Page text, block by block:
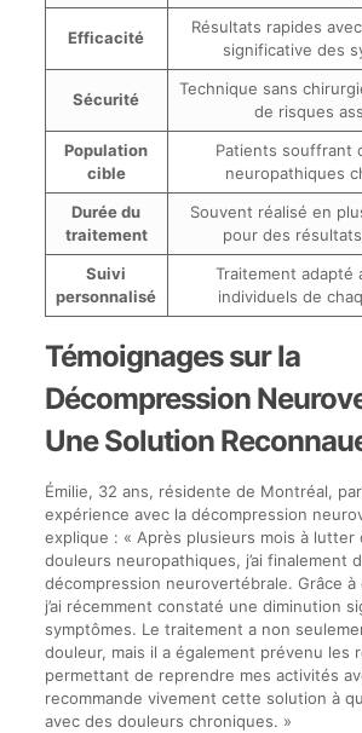
Efficacité
Résultats rapides
significative des
Sécurité
Technique sans
de risques
Population
cible
Patients souffrant
neuropathiques
Durée du
traitement
Souvent réalisé en
pour des
Suivi
personnalisé
Traitement adapté
individuels de
Témoignages sur la
Décompression
Une Solution
Émilie, 32 ans, résidente de Montréal,
expérience avec la décompression
explique : « Après plusieurs mois à lutter
douleurs neuropathiques, j’ai finalement
décompression neurovertébrale. Grâce
j’ai récemment constaté une diminution
symptômes. Le traitement a non
douleur, mais il a également prévenu les
permettant de reprendre mes activités
recommande vivement cette solution à
avec des douleurs chroniques. »